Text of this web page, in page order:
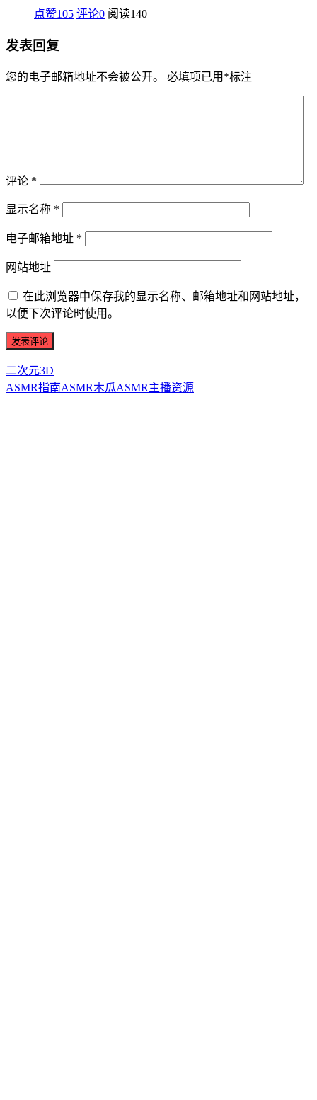
点赞105 评论0 阅读140
发表回复
您的电子邮箱地址不会被公开。 必填项已用 *标注
评论 *
显示名称 *
电子邮箱地址 *
网站地址
在此浏览器中保存我的显示名称、邮箱地址和网站地址，
以便下次评论时使用。
二次元3D
ASMR指南ASMR木瓜ASMR主播资源